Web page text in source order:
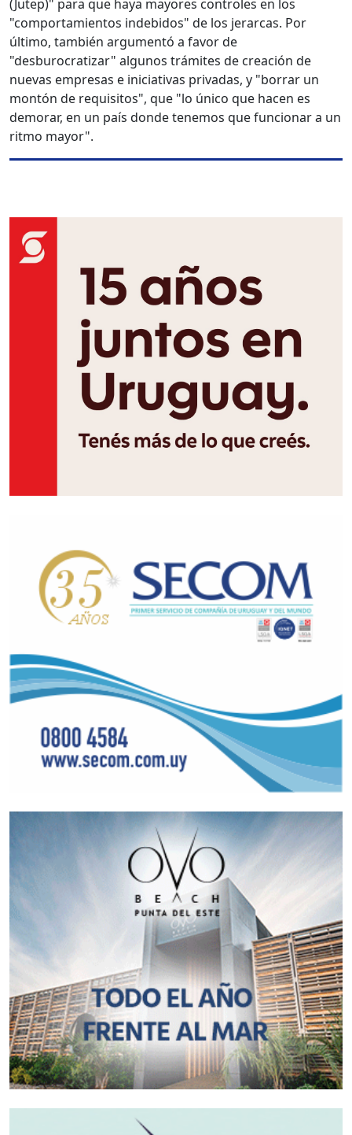
(Jutep)" para que haya mayores controles en los
"comportamientos indebidos" de los jerarcas. Por
último, también argumentó a favor de
"desburocratizar" algunos trámites de creación de
nuevas empresas e iniciativas privadas, y "borrar un
montón de requisitos", que "lo único que hacen es
demorar, en un país donde tenemos que funcionar a un
ritmo mayor".